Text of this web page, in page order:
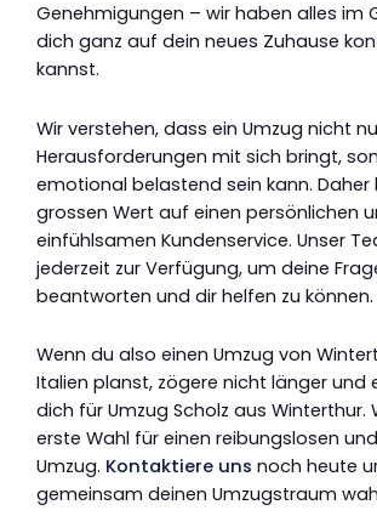
Genehmigungen – wir haben alles im
dich ganz auf dein neues Zuhause
kannst.
Wir verstehen, dass ein Umzug nicht
Herausforderungen mit sich bringt,
emotional belastend sein kann. Daher
grossen Wert auf einen persönlichen
einfühlsamen Kundenservice. Unser
jederzeit zur Verfügung, um deine
beantworten und dir helfen zu können.
Wenn du also einen Umzug von
Italien planst, zögere nicht länger und
dich für Umzug Scholz aus Winterthur.
erste Wahl für einen reibungslosen
Umzug. Kontaktiere uns noch heute
gemeinsam deinen Umzugstraum